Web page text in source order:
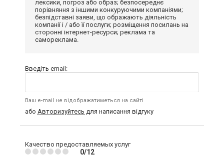
лексики, погроз або образ; безпосереднє
порівняння з іншими конкуруючими компаніями;
безпідставні заяви, що ображають діяльність
компанії і / або її послуги; розміщення посилань на
сторонні інтернет-ресурси; реклама та
самореклама.
Введіть email:
Ваш e-mail не відображатиметься на сайті
або Авторизуйтесь для написання відгуку
Качество предоставляемых услуг
0/12